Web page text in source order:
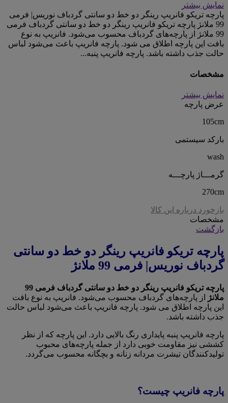
نمایش بیشتر
پارچه تریکو فانریپ رینگر دو خط دو سانتی گردباف نوریس| فرمی
99 ملانژ پارچه تریکو فانریپ رینگر دو خط دو سانتی گردباف فرمی
99 ملانژ از پارچه‌های گردباف محسوب می‌شود. فانریپ به نوع
بافت این پارچه اطلاق می شود. پارچه فانریپ باعث می‌شود لباس
حالت جذب داشته باشد. پارچه فانریپ پنبه...
مشخصات
نمایش بیشتر
عرض پارچه
105cm
بارکد سیستمی
wash
گرمـــاژ پارچـــه
270cm
بازخورد درباره این کالا
مشخصات
بازگشت
پارچه تریکو فانریپ رینگر دو خط دو سانتی
گردباف نوریس| فرمی 99 ملانژ
پارچه تریکو فانریپ رینگر دو خط دو سانتی گردباف فرمی 99
ملانژ
از پارچه‌های گردباف محسوب می‌شود. فانریپ به نوع بافت
این پارچه اطلاق می شود. پارچه فانریپ باعث می‌شود لباس حالت
جذب داشته باشد.
پارچه فانریپ پنبه پایداری رنگ بالایی دارد. این پارچه که از نظر
کششی نیز مقاومت خوبی دارد از جمله پارچه‌های محبوب
تولیدکنندگان تیشرت مردانه زنانه و بچگانه محسوب می‌گردد.
پارچه فانریپ چیست؟